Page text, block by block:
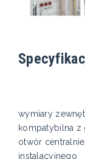
wymiary
kompatybilna z
otwór
instalacyjnego